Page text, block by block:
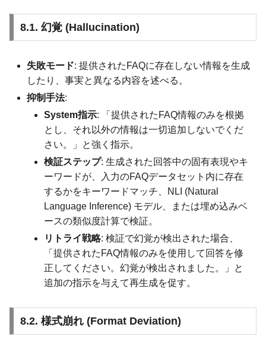
8.1. 幻覚 (Hallucination)
失敗モード: 提供されたFAQに存在しない情報を生成
したり、事実と異なる内容を述べる。
抑制手法:
System指示: 「提供されたFAQ情報のみを根拠
とし、それ以外の情報は一切追加しないでくだ
さい。」と強く指示。
検証ステップ: 生成された回答中の固有表現やキ
ーワードが、入力のFAQデータセット内に存在
するかをキーワードマッチ、NLI (Natural
Language Inference) モデル、または埋め込みベ
ースの類似度計算で検証。
リトライ戦略: 検証で幻覚が検出された場合、
「提供されたFAQ情報のみを使用して回答を修
正してください。幻覚が検出されました。」と
追加の指示を与えて再生成を促す。
8.2. 様式崩れ (Format Deviation)